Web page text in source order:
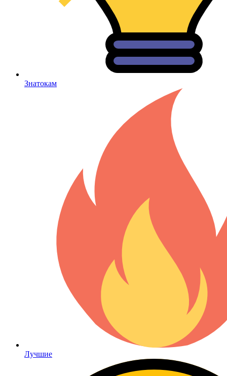
Знатокам
Лучшие